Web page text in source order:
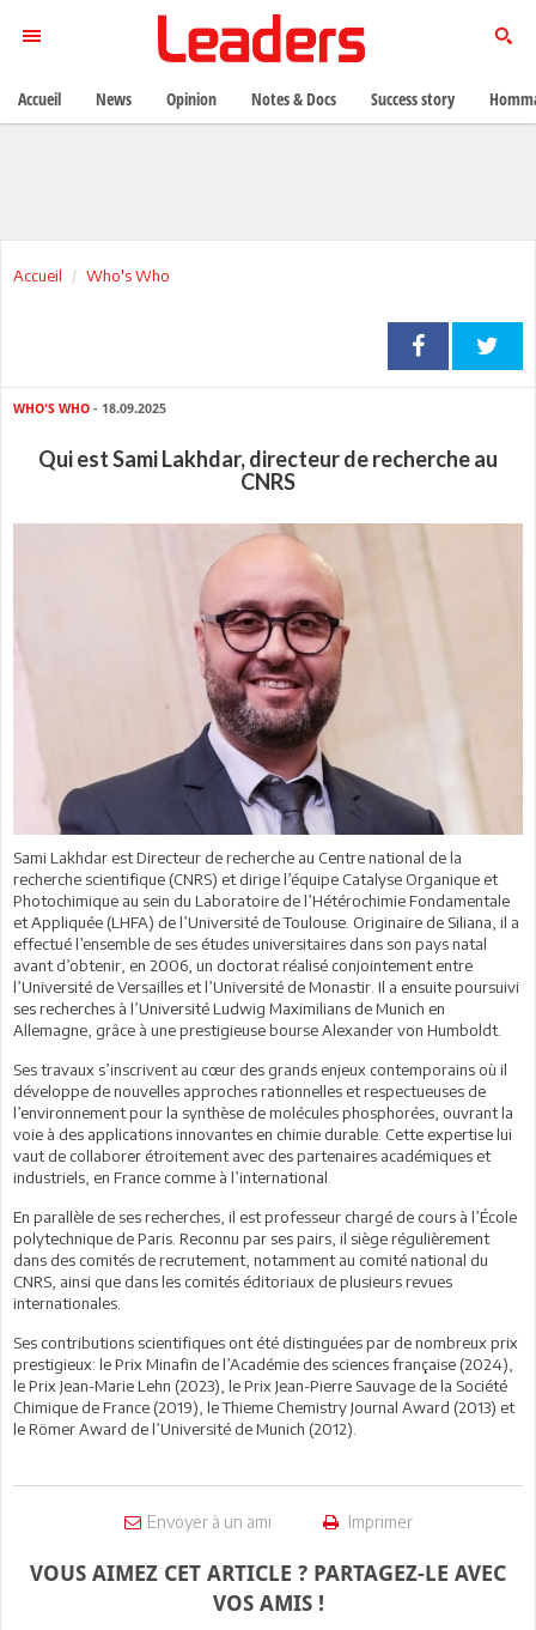
Accueil Who's Who
WHO'S WHO - 18.09.2025
Qui est Sami Lakhdar, directeur de recherche au
CNRS
Sami Lakhdar est Directeur de recherche au Centre national de la
recherche scientifique (CNRS) et dirige l’équipe Catalyse Organique et
Photochimique au sein du Laboratoire de l’Hétérochimie Fondamentale
et Appliquée (LHFA) de l’Université de Toulouse. Originaire de Siliana, il a
effectué l’ensemble de ses études universitaires dans son pays natal
avant d’obtenir, en 2006, un doctorat réalisé conjointement entre
l’Université de Versailles et l’Université de Monastir. Il a ensuite poursuivi
ses recherches à l’Université Ludwig Maximilians de Munich en
Allemagne, grâce à une prestigieuse bourse Alexander von Humboldt.
Ses travaux s’inscrivent au cœur des grands enjeux contemporains où il
développe de nouvelles approches rationnelles et respectueuses de
l’environnement pour la synthèse de molécules phosphorées, ouvrant la
voie à des applications innovantes en chimie durable. Cette expertise lui
vaut de collaborer étroitement avec des partenaires académiques et
industriels, en France comme à l’international.
En parallèle de ses recherches, il est professeur chargé de cours à l’École
polytechnique de Paris. Reconnu par ses pairs, il siège régulièrement
dans des comités de recrutement, notamment au comité national du
CNRS, ainsi que dans les comités éditoriaux de plusieurs revues
internationales.
Ses contributions scientifiques ont été distinguées par de nombreux prix
prestigieux: le Prix Minafin de l’Académie des sciences française (2024),
le Prix Jean-Marie Lehn (2023), le Prix Jean-Pierre Sauvage de la Société
Chimique de France (2019), le Thieme Chemistry Journal Award (2013) et
le Römer Award de l’Université de Munich (2012).
Envoyer à un ami Imprimer
VOUS AIMEZ CET ARTICLE ? PARTAGEZ-LE AVEC
VOS AMIS !
Accueil News Opinion Notes & Docs Success story